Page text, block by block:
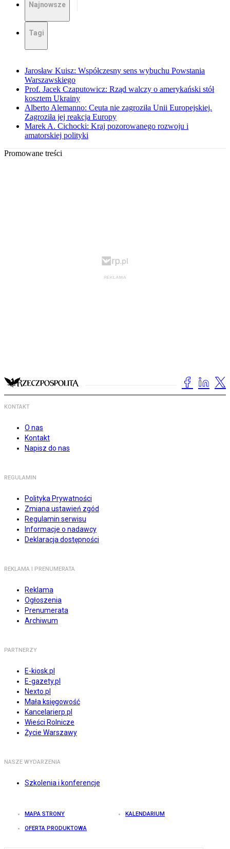
Najnowsze
Tagi
Jarosław Kuisz: Współczesny sens wybuchu Powstania
Warszawskiego
Prof. Jacek Czaputowicz: Rząd walczy o amerykański stół
kosztem Ukrainy
Alberto Alemanno: Ceuta nie zagroziła Unii Europejskiej.
Zagroziła jej reakcja Europy
Marek A. Cichocki: Kraj pozorowanego rozwoju i
amatorskiej polityki
Promowane treści
KONTAKT
O nas
Kontakt
Napisz do nas
REGULAMIN
Polityka Prywatności
Zmiana ustawień zgód
Regulamin serwisu
Informacje o nadawcy
Deklaracja dostępności
REKLAMA I PRENUMERATA
Reklama
Ogłoszenia
Prenumerata
Archiwum
PARTNERZY
E-kiosk.pl
E-gazety.pl
Nexto.pl
Mała księgowość
Kancelarierp.pl
Wieści Rolnicze
Życie Warszawy
NASZE WYDARZENIA
Szkolenia i konferencje
MAPA STRONY KALENDARIUM
OFERTA PRODUKTOWA